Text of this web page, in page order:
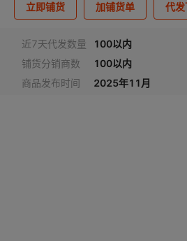
立即铺货 加铺货单 代
近7天代发数量
100以内
铺货分销商数
100以内
商品发布时间 2025年11月